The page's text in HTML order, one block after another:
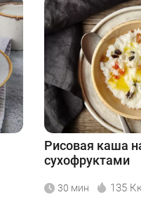
Рисовая каша
сухофруктами
30 мин 135